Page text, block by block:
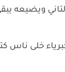
ويضيعه
خلى ناس